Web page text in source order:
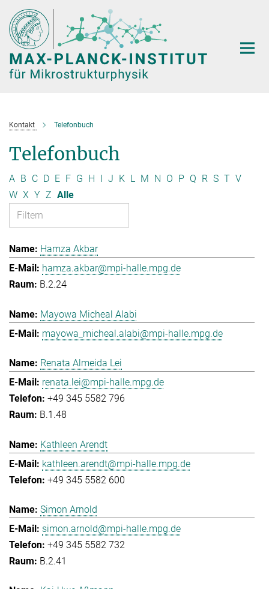
Hauptinhalt
Kontakt Telefonbuch
Telefonbuch
A B C D E F G H I J K L M N O P Q R S T V
W X Y Z Alle
Hamza Akbar
hamza.akbar@mpi-halle.mpg.de
B.2.24
Mayowa Micheal Alabi
mayowa_micheal.alabi@mpi-halle.mpg.de
Renata Almeida Lei
renata.lei@mpi-halle.mpg.de
+49 345 5582 796
B.1.48
Kathleen Arendt
kathleen.arendt@mpi-halle.mpg.de
+49 345 5582 600
Simon Arnold
simon.arnold@mpi-halle.mpg.de
+49 345 5582 732
B.2.41